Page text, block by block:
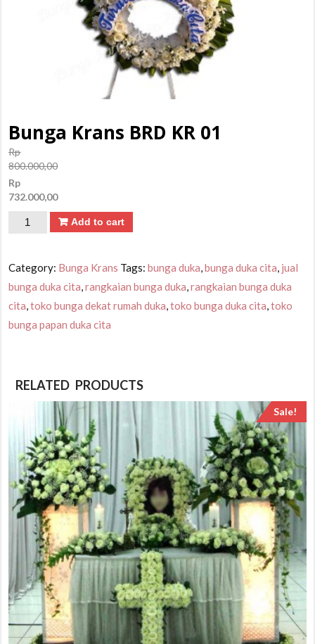
Bunga Krans BRD KR 01
Rp
800.000,00
Rp
732.000,00
Add to cart
Category: Bunga Krans Tags:bunga duka,bunga duka cita, jual
bunga duka cita,rangkaian bunga duka,rangkaian bunga duka
cita,toko bunga dekat rumah duka,toko bunga duka cita,toko
bunga papan duka cita
RELATED PRODUCTS
Sale!